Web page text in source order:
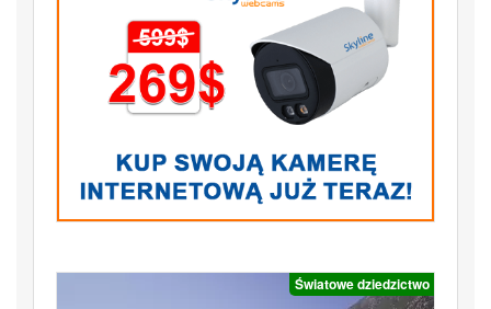
Światowe dziedzictwo